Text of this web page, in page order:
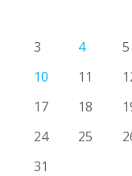
3
4 5
10
11
17
18
24
25
31